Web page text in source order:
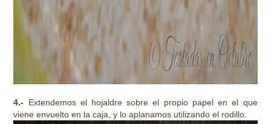
4.- Extendemos el hojaldre sobre el propio papel en el que
viene envuelto en la caja, y lo aplanamos utilizando el rodillo.